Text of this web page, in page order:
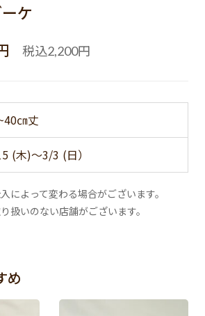
ケ
税込2,200円
㎝丈
(木)～3/3 (日）
によって変わる場合がございます。
扱いのない店舗がございます。
め